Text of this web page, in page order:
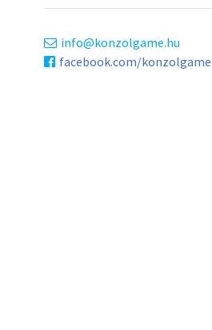
info
konzolgame.hu
facebook.com/konzolgame